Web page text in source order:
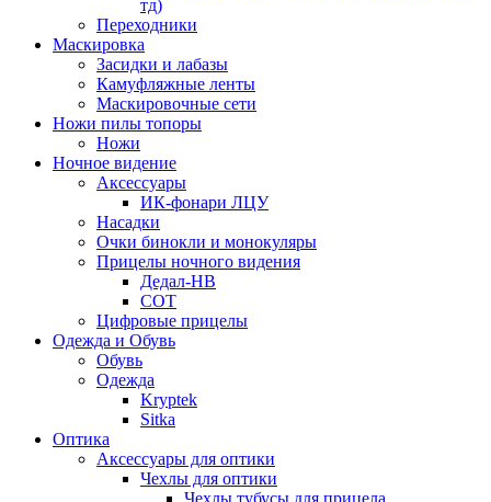
тд)
Переходники
Маскировка
Засидки и лабазы
Камуфляжные ленты
Маскировочные сети
Ножи пилы топоры
Ножи
Ночное видение
Аксессуары
ИК-фонари ЛЦУ
Насадки
Очки бинокли и монокуляры
Прицелы ночного видения
Дедал-НВ
СОТ
Цифровые прицелы
Одежда и Обувь
Обувь
Одежда
Kryptek
Sitka
Оптика
Аксессуары для оптики
Чехлы для оптики
Чехлы тубусы для прицела